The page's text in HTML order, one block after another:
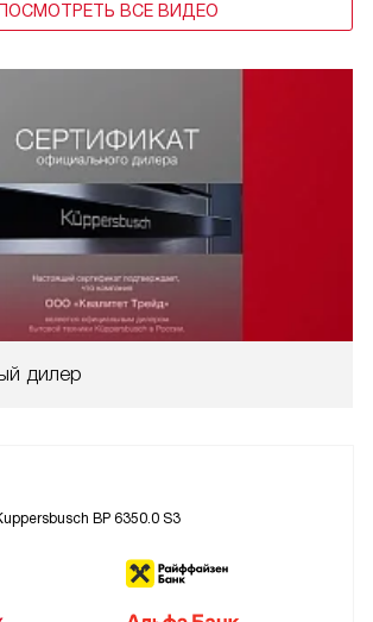
ПОСМОТРЕТЬ ВСЕ ВИДЕО
дилер
BP 6350.0 S3